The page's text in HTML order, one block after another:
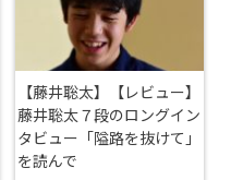
【藤井聡太】【レビュー】
藤井聡太７段のロングイン
タビュー「隘路を抜けて」
を読んで